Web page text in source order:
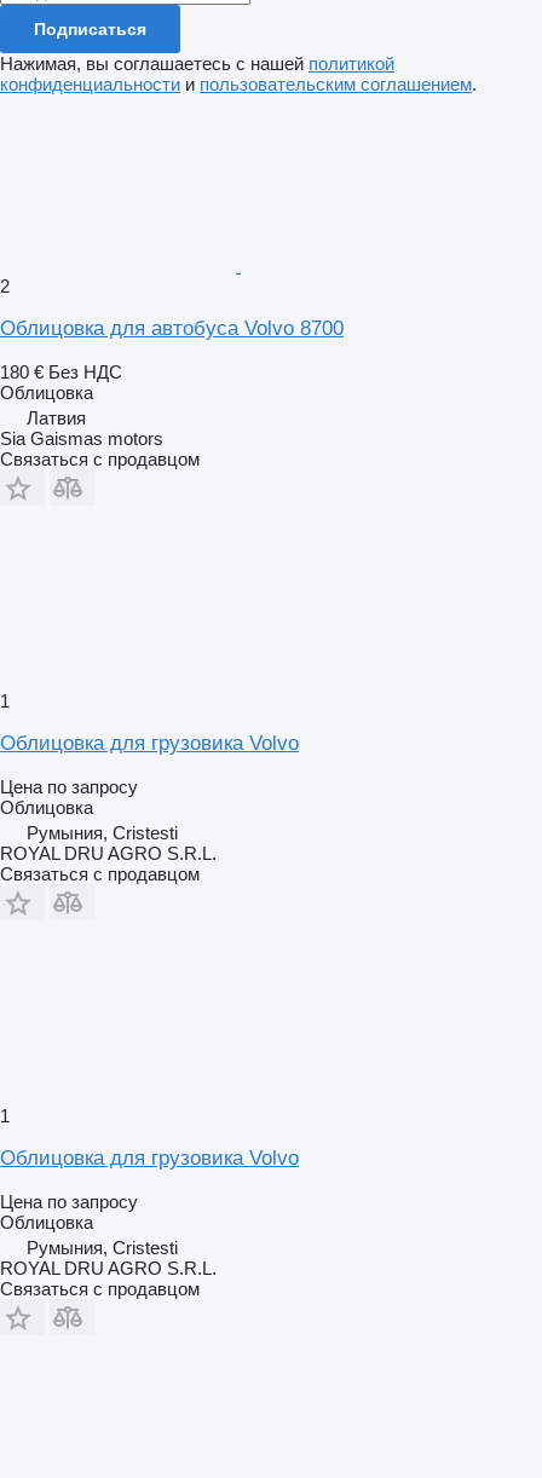
Подписаться
Нажимая, вы соглашаетесь с нашей политикой
конфиденциальности и пользовательским соглашением.
2
Облицовка для автобуса Volvo 8700
180 € Без НДС
Облицовка
Латвия
Sia Gaismas motors
Связаться с продавцом
1
Облицовка для грузовика Volvo
Цена по запросу
Облицовка
Румыния, Cristesti
ROYAL DRU AGRO S.R.L.
Связаться с продавцом
1
Облицовка для грузовика Volvo
Цена по запросу
Облицовка
Румыния, Cristesti
ROYAL DRU AGRO S.R.L.
Связаться с продавцом